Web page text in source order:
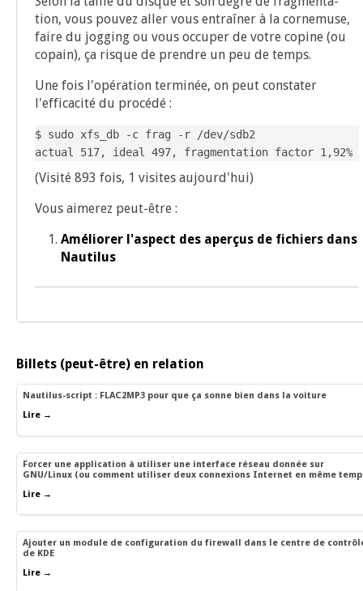
tion, vous pou­vez aller vous entraî­ner à la cor­ne­muse,
faire du jog­ging ou vous occu­per de votre copine (ou
copain), ça risque de prendre un peu de temps.
Une fois l'opération ter­mi­née, on peut consta­ter
l'efficacité du procédé :
$ sudo xfs_db -c frag -r /dev/sdb2
actual 517, ideal 497, fragmentation factor 1,92%
(Visité 893 fois, 1 visites aujourd'hui)
Vous aime­rez peut-être :
Amé­lio­rer l'aspect des aper­çus de fichiers dans
Nautilus
Billets (peut-être) en relation
Nautilus-script : FLAC2MP3 pour que ça sonne bien dans la voiture
Lire →
Forcer une application à utiliser une interface réseau donnée sur
GNU/Linux (ou comment utiliser deux connexions Internet en même
Lire →
Ajouter un module de configuration du firewall dans le centre de
de KDE
Lire →